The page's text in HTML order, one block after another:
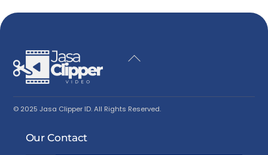
Back
© 2025 Jasa Clipper ID. All Rights Reserved.
Our Contact